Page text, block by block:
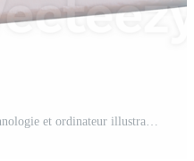
moniteur 3d rendre icône, La technologie et ordinateur illustration PNG Pro